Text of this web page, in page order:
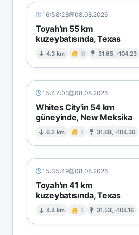
16:58:28 08.08.2026
Toyah'ın 55 km
kuzeybatısında, Texas
4.3 km II 31.65, -104.23
15:47:03 08.08.2026
Whites City'in 54 km
güneyinde, New Meksika
6.2 km I 31.68, -104.36
15:35:49 08.08.2026
Toyah'ın 41 km
kuzeybatısında, Texas
4.4 km I 31.53, -104.16